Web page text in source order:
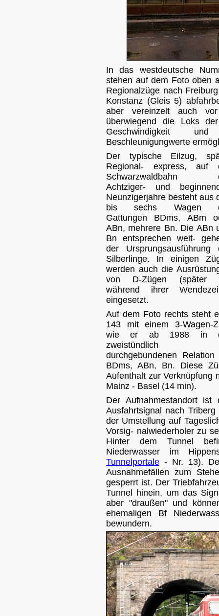
In das westdeutsche
stehen auf dem Foto oben
Regionalzüge nach
Konstanz (Gleis 5)
aber vereinzelt auch
überwiegend die Loks
Geschwindigkeit
Beschleunigungwerte
Der typische Eilzug,
Regional- express, auf
Schwarzwaldbahn
Achtziger- und
Neunzigerjahre besteht aus
bis sechs Wagen
Gattungen BDms, ABm
ABn, mehrere Bn. Die ABn
Bn entsprechen weit-
der Ursprungsausführung
Silberlinge. In einigen
werden auch die
von D-Zügen (später
während ihrer
eingesetzt.
Auf dem Foto rechts steht
143 mit einem 3-Wagen-
wie er ab 1988 in
zweistündlich
durchgebundenen
BDms, ABn, Bn. Diese
Aufenthalt zur Verknüpfung
Mainz - Basel (14 min).
Der Aufnahmestandort
Ausfahrtsignal nach
der Umstellung auf
Vorsig- nalwiederholer zu
Hinter dem Tunnel
Niederwasser im
Tunnelportale - Nr. 13).
Ausnahmefällen zum
gesperrt ist. Der
Tunnel hinein, um das
aber "draußen" und
ehemaligen Bf
bewundern.